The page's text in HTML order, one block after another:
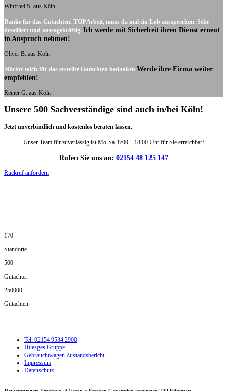
Winfried S. aus Köln
Danke für das Gutachten. TOP Arbeit, muss da mal ein Lob aussprechen. Sehr
detailliert und aussagekräftig. Ich werde mit Sicherheit ihren Dienst erneut
in Anspruch nehmen!
Oliver B. aus Köln
Möchte mich für das erstellte Gutachten bedanken Werde ihre Firma weiter
empfehlen!
Reiner G. aus Köln
Unsere 500 Sachverständige sind auch in/bei Köln!
Jetzt unverbindlich und kostenlos beraten lassen.
Unser Team für zuverlässig ist Mo-Sa. 8:00 – 18:00 Uhr für Sie erreichbar!
Rufen Sie uns an: 02154 48 125 147
Rückruf anfordern
170
Standorte
500
Gutachter
250000
Gutachten
Tel: 02154 9534 2900
Huesges Gruppe
Gebrauchtwagen Zustandsbericht
Impressum
Datenschutz